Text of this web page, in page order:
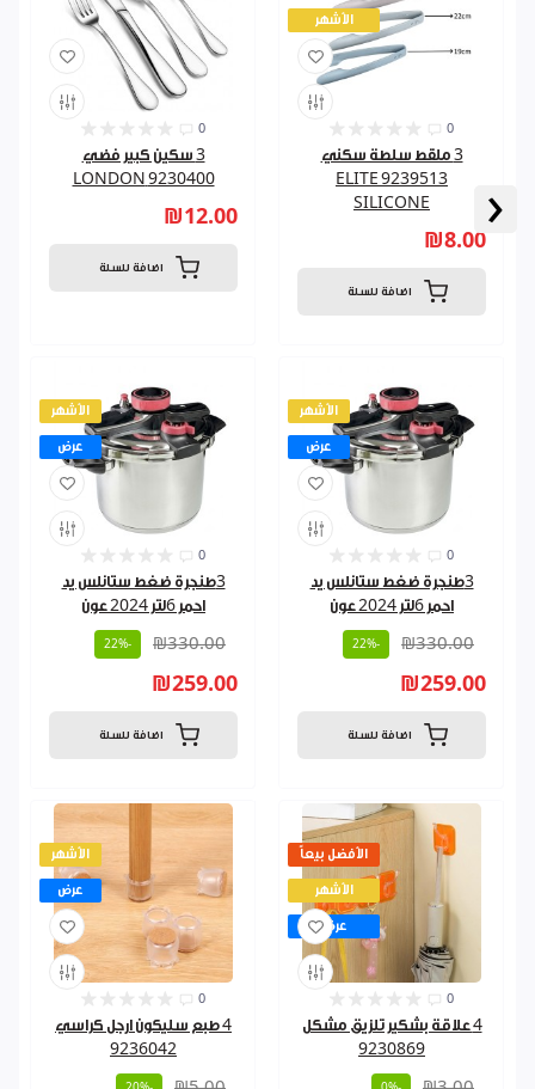
‹
0
3 سكين كبير فضي
9230400 LONDON
₪12.00
اضافة للسلة
الأشهر
0
3 ملقط سلطة سكني
9239513 ELITE
SILICONE
₪8.00
اضافة للسلة
الأشهر
عرض
0
3طنجرة ضغط ستانلس يد
احمر 6لتر 2024 عون
₪330.00
-22%
₪259.00
اضافة للسلة
الأشهر
عرض
0
3طنجرة ضغط ستانلس يد
احمر 6لتر 2024 عون
₪330.00
-22%
₪259.00
اضافة للسلة
الأشهر
عرض
0
4 طبع سليكون ارجل كراسي
9236042
الأفضل بيعاً
الأشهر
عرض
0
4 علاقة بشكير تلزيق مشكل
9230869